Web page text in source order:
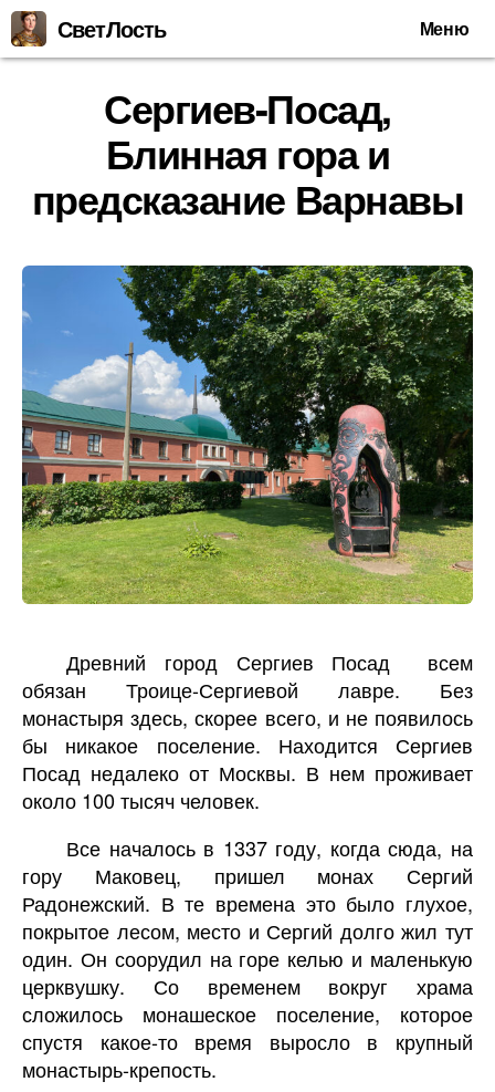
СветЛость Меню
Сергиев-Посад,
Блинная гора и
предсказание Варнавы
Древний город Сергиев Посад всем
обязан Троице-Сергиевой лавре. Без
монастыря здесь, скорее всего, и не появилось
бы никакое поселение. Находится Сергиев
Посад недалеко от Москвы. В нем проживает
около 100 тысяч человек.
Все началось в 1337 году, когда сюда, на
гору Маковец, пришел монах Сергий
Радонежский. В те времена это было глухое,
покрытое лесом, место и Сергий долго жил тут
один. Он соорудил на горе келью и маленькую
церквушку. Со временем вокруг храма
сложилось монашеское поселение, которое
спустя какое-то время выросло в крупный
монастырь-крепость.